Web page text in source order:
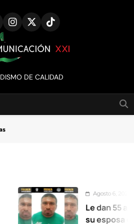
XXI
DE CALIDAD
Agosto 6, 2026
Le dan 55 años de
su esposa en